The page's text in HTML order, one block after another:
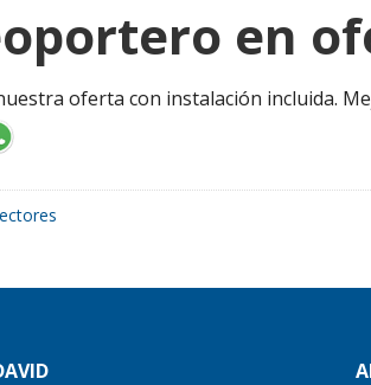
en
oferta con instalación incluida.